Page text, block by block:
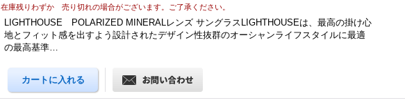
在庫残りわずか 売り切れの場合がございます。ご了承ください。
LIGHTHOUSE POLARIZED MINERALレンズ サングラスLIGHTHOUSEは、最高の掛け心
地とフィット感を出すよう設計されたデザイン性抜群のオーシャンライフスタイルに最適
の最高基準…